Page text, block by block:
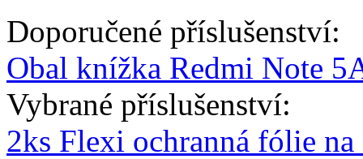
Doporučené příslušenství:
Obal knížka Redmi Note
Vybrané příslušenství:
2ks Flexi ochranná fólie